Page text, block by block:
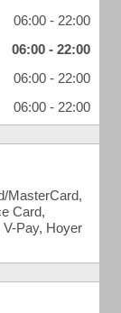
06:00 - 22:00
06:00 - 22:00
06:00 - 22:00
06:00 - 22:00
MasterCard,
Card,
Pay, Hoyer